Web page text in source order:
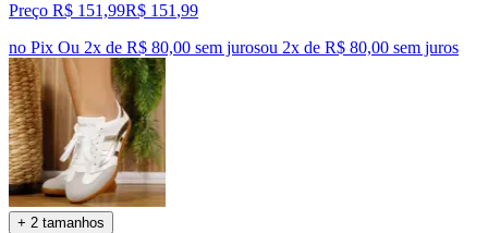
Preço R$ 151,99R$ 151 ,99
no Pix Ou 2x de R$ 80,00 sem jurosou 2x de R$ 80,00 sem juros
+ 2 tamanhos